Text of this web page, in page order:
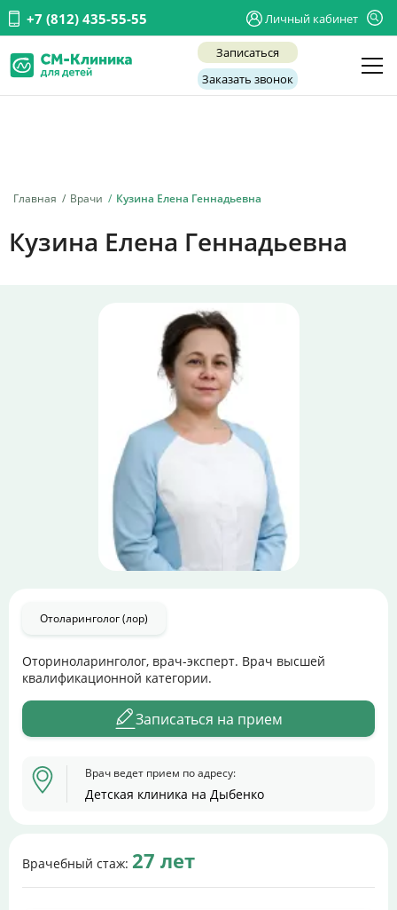
+7 (812) 435-55-55 Личный кабинет
Записаться
Заказать звонок
Главная Врачи Кузина Елена Геннадьевна
Кузина Елена Геннадьевна
Отоларинголог (лор)
Оториноларинголог, врач-эксперт. Врач высшей
квалификационной категории.
Записаться на прием
Врач ведет прием по адресу:
Детская клиника на Дыбенко
Врачебный стаж: 27 лет
Услуги
Личный кабинет
+7 (812) 435-55-55